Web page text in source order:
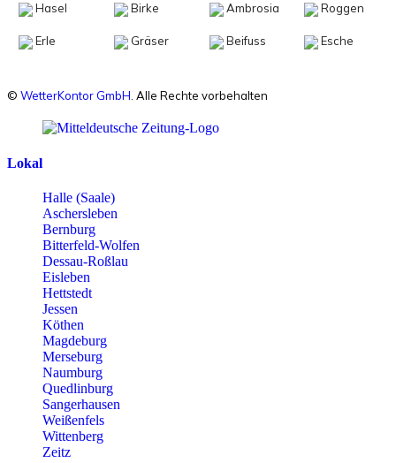
Hasel Birke Ambrosia Roggen
Erle Gräser Beifuss Esche
© WetterKontor GmbH. Alle Rechte vorbehalten
Lokal
Halle (Saale)
Aschersleben
Bernburg
Bitterfeld-Wolfen
Dessau-Roßlau
Eisleben
Hettstedt
Jessen
Köthen
Magdeburg
Merseburg
Naumburg
Quedlinburg
Sangerhausen
Weißenfels
Wittenberg
Zeitz